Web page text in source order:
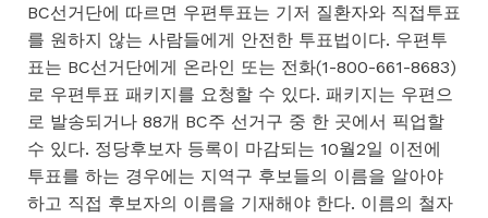
BC선거단에 따르면 우편투표는 기저 질환자와 직접투표
를 원하지 않는 사람들에게 안전한 투표법이다. 우편투
표는 BC선거단에게 온라인 또는 전화(1-800-661-8683)
로 우편투표 패키지를 요청할 수 있다. 패키지는 우편으
로 발송되거나 88개 BC주 선거구 중 한 곳에서 픽업할
수 있다. 정당후보자 등록이 마감되는 10월2일 이전에
투표를 하는 경우에는 지역구 후보들의 이름을 알아야
하고 직접 후보자의 이름을 기재해야 한다. 이름의 철자